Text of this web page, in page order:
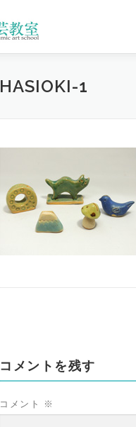
HASIOKI-1
コメントを残す
コメント ※